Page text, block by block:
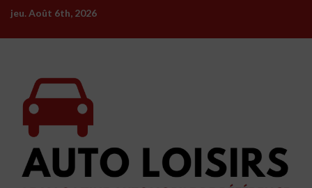
Skip
content
jeu. Août 6th, 2026